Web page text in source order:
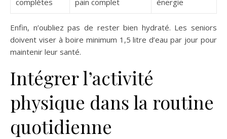
complètes
pain complet
énergie
Enfin, n’oubliez pas de rester bien hydraté. Les seniors
doivent viser à boire minimum 1,5 litre d’eau par jour pour
maintenir leur santé.
Intégrer l’activité
physique dans la routine
quotidienne